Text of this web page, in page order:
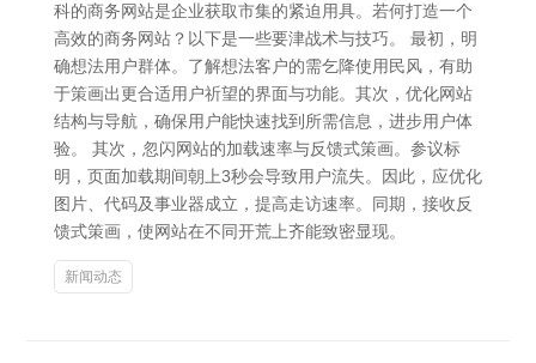
科的商务网站是企业获取市集的紧迫用具。若何打造一个
高效的商务网站？以下是一些要津战术与技巧。 最初，明
确想法用户群体。了解想法客户的需乞降使用民风，有助
于策画出更合适用户祈望的界面与功能。其次，优化网站
结构与导航，确保用户能快速找到所需信息，进步用户体
验。 其次，忽闪网站的加载速率与反馈式策画。参议标
明，页面加载期间朝上3秒会导致用户流失。因此，应优化
图片、代码及事业器成立，提高走访速率。同期，接收反
馈式策画，使网站在不同开荒上齐能致密显现。
新闻动态